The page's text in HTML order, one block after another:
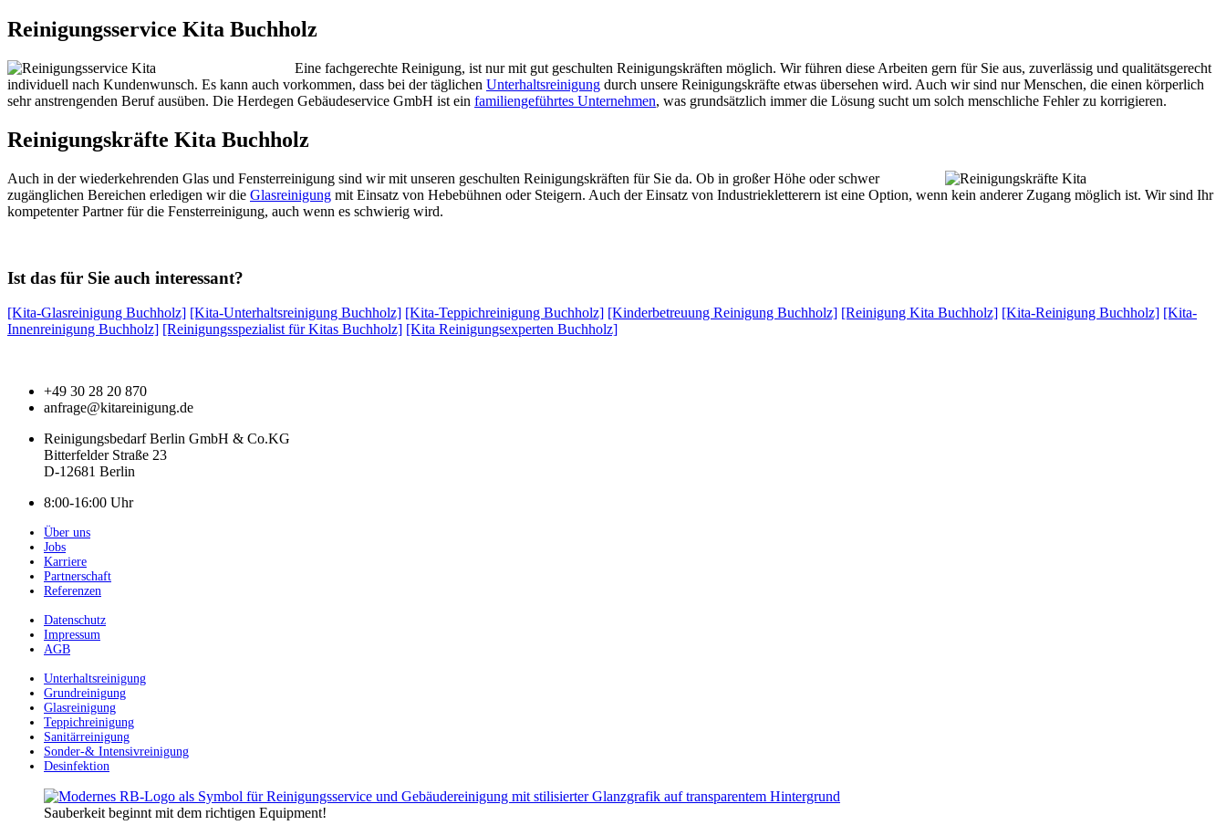
Reinigungsservice Kita Buchholz
Eine fachgerechte Reinigung, ist nur mit gut geschulten Reinigungskräften möglich. Wir führen diese Arbeiten gern für Sie aus, zuverlässig und qualitätsgerecht
individuell nach Kundenwunsch. Es kann auch vorkommen, dass bei der täglichen Unterhaltsreinigung durch unsere Reinigungskräfte etwas übersehen wird. Auch wir sind nur Menschen, die einen körperlich
sehr anstrengenden Beruf ausüben. Die Herdegen Gebäudeservice GmbH ist ein familiengeführtes Unternehmen, was grundsätzlich immer die Lösung sucht um solch menschliche Fehler zu korrigieren.
Reinigungskräfte Kita Buchholz
Auch in der wiederkehrenden Glas und Fensterreinigung sind wir mit unseren geschulten Reinigungskräften für Sie da. Ob in großer Höhe oder schwer
zugänglichen Bereichen erledigen wir die Glasreinigung mit Einsatz von Hebebühnen oder Steigern. Auch der Einsatz von Industriekletterern ist eine Option, wenn kein anderer Zugang möglich ist. Wir sind Ihr
kompetenter Partner für die Fensterreinigung, auch wenn es schwierig wird.
Ist das für Sie auch interessant?
[Kita-Glasreinigung Buchholz] [Kita-Unterhaltsreinigung Buchholz] [Kita-Teppichreinigung Buchholz] [Kinderbetreuung Reinigung Buchholz] [Reinigung Kita Buchholz] [Kita-Reinigung Buchholz] [Kita-
Innenreinigung Buchholz] [Reinigungsspezialist für Kitas Buchholz] [Kita Reinigungsexperten Buchholz]
+49 30 28 20 870
anfrage@kitareinigung.de
Reinigungsbedarf Berlin GmbH & Co.KG
Bitterfelder Straße 23
D-12681 Berlin
8:00-16:00 Uhr
Über uns
Jobs
Karriere
Partnerschaft
Referenzen
Datenschutz
Impressum
AGB
Unterhaltsreinigung
Grundreinigung
Glasreinigung
Teppichreinigung
Sanitärreinigung
Sonder-& Intensivreinigung
Desinfektion
Sauberkeit beginnt mit dem richtigen Equipment!